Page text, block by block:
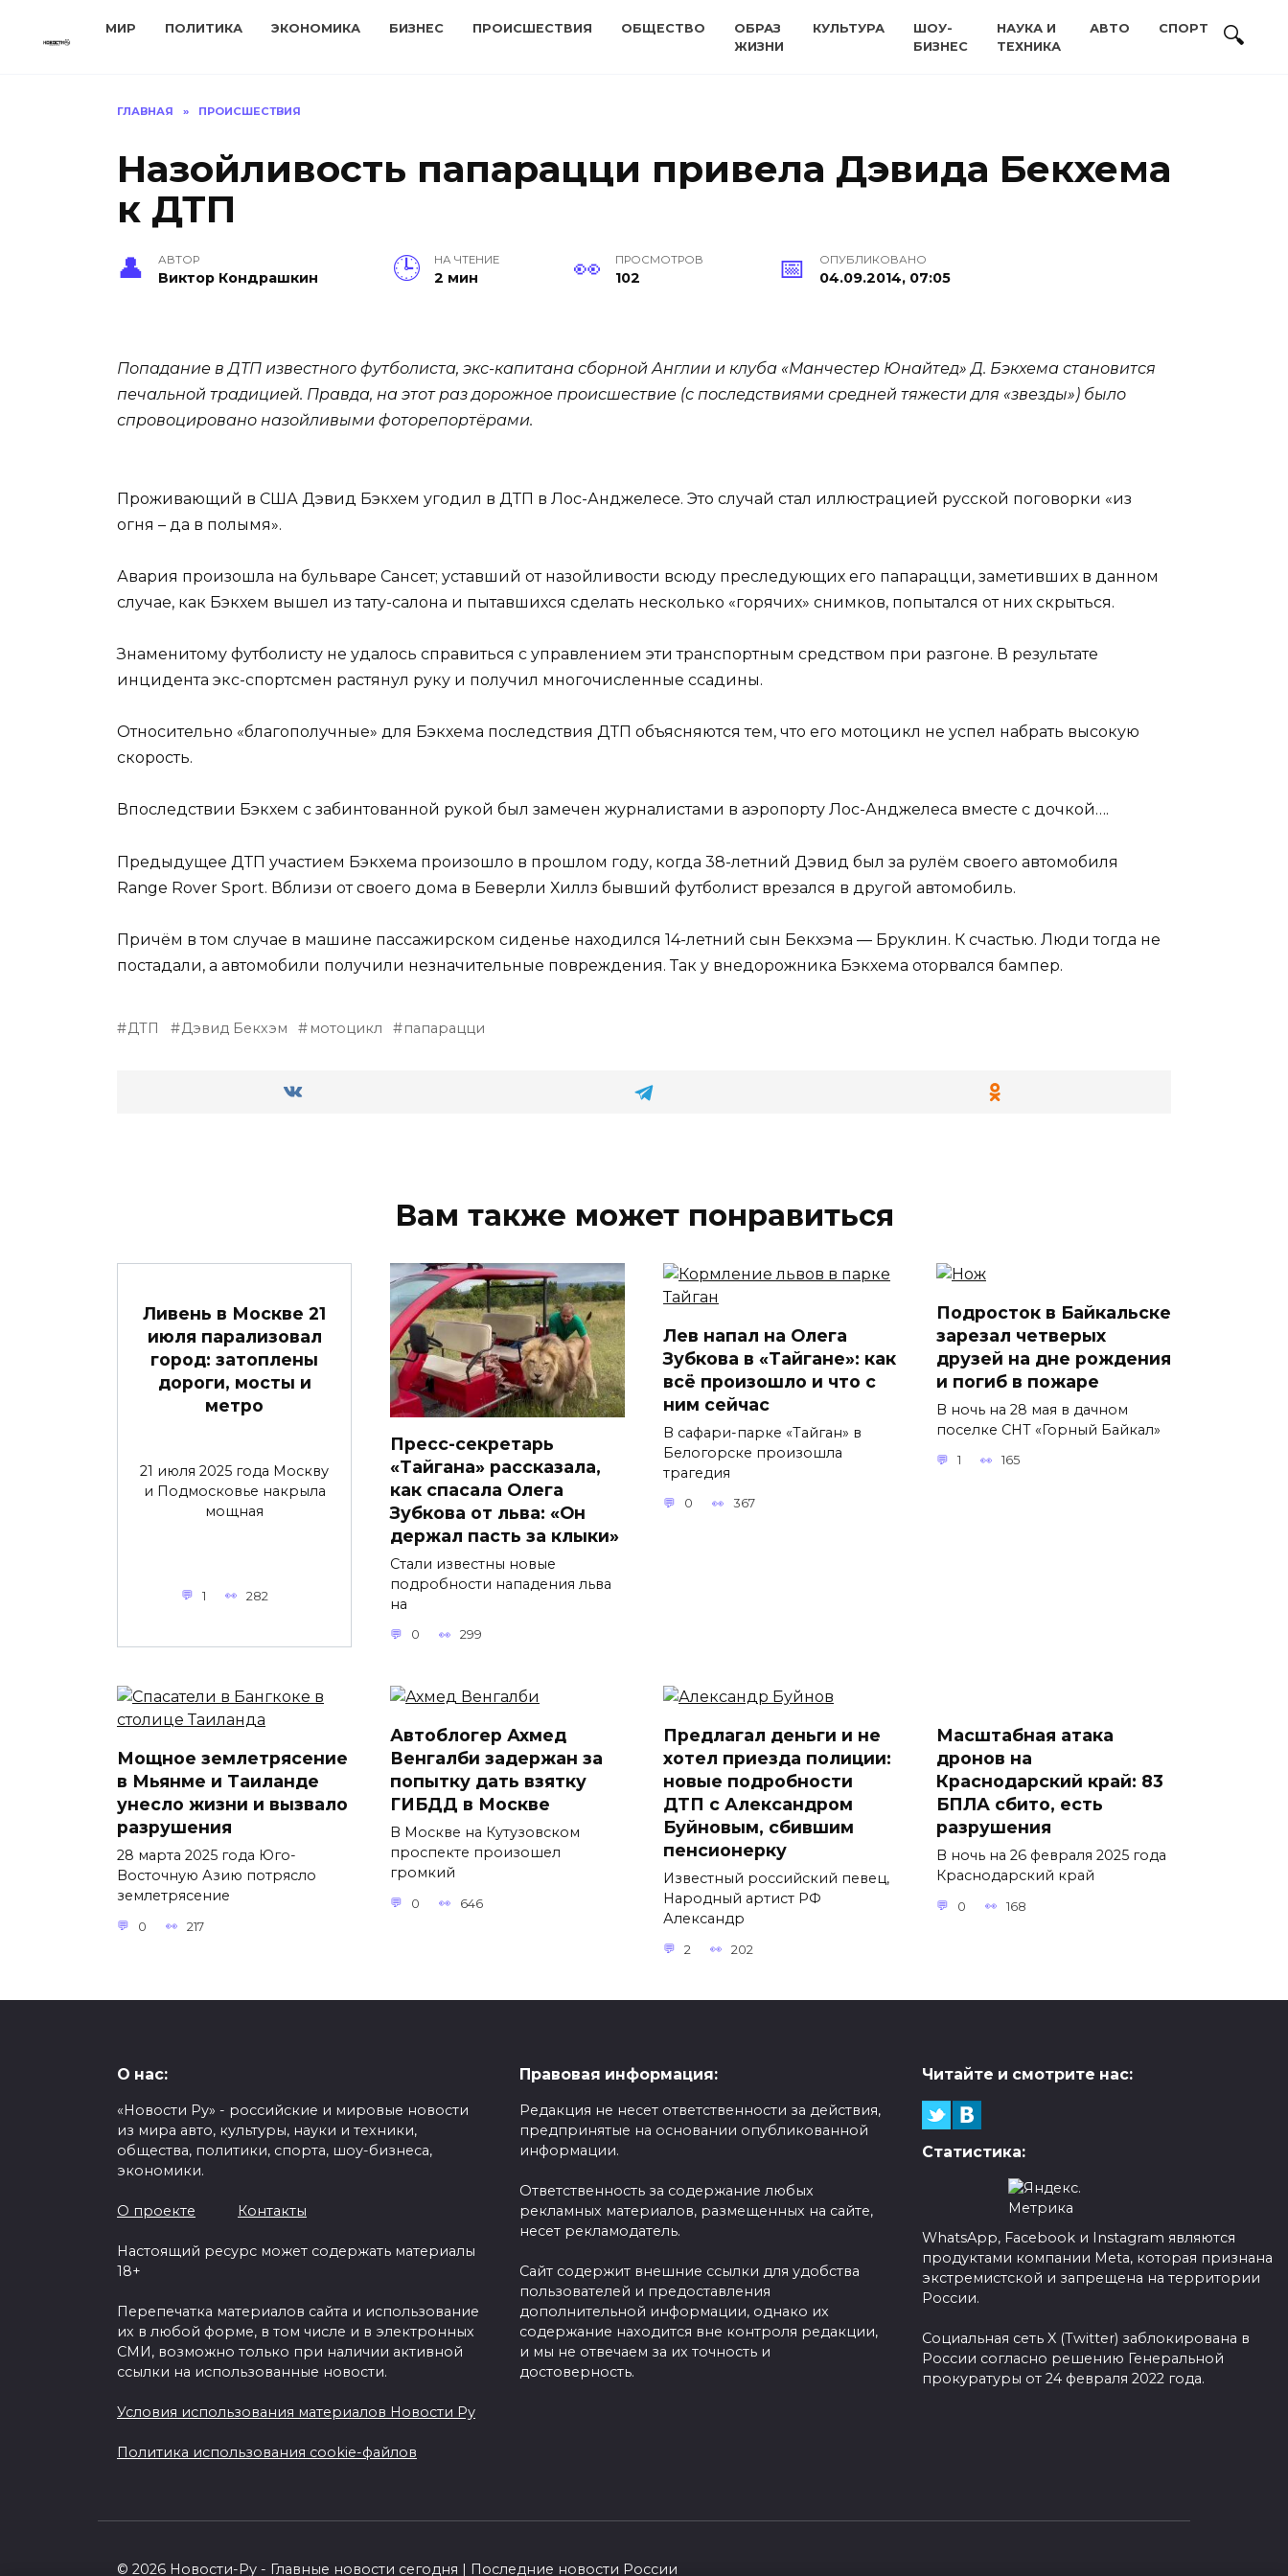
МИР ПОЛИТИКА ЭКОНОМИКА БИЗНЕС ПРОИСШЕСТВИЯ ОБЩЕСТВО
ОБРАЗ
ЖИЗНИ
КУЛЬТУРА
ШОУ-
БИЗНЕС
НАУКА И
ТЕХНИКА
АВТО СПОРТ
ГЛАВНАЯ » ПРОИСШЕСТВИЯ
Назойливость папарацци привела Дэвида Бекхема
к ДТП
АВТОР
Виктор Кондрашкин
НА ЧТЕНИЕ
2 мин
ПРОСМОТРОВ
102
ОПУБЛИКОВАНО
04.09.2014, 07:05
Попадание в ДТП известного футболиста, экс-капитана сборной Англии и клуба «Манчестер Юнайтед» Д. Бэкхема становится
печальной традицией. Правда, на этот раз дорожное происшествие (с последствиями средней тяжести для «звезды») было
спровоцировано назойливыми фоторепортёрами.
Проживающий в США Дэвид Бэкхем угодил в ДТП в Лос-Анджелесе. Это случай стал иллюстрацией русской поговорки «из
огня – да в полымя».
Авария произошла на бульваре Сансет; уставший от назойливости всюду преследующих его папарацци, заметивших в данном
случае, как Бэкхем вышел из тату-салона и пытавшихся сделать несколько «горячих» снимков, попытался от них скрыться.
Знаменитому футболисту не удалось справиться с управлением эти транспортным средством при разгоне. В результате
инцидента экс-спортсмен растянул руку и получил многочисленные ссадины.
Относительно «благополучные» для Бэкхема последствия ДТП объясняются тем, что его мотоцикл не успел набрать высокую
скорость.
Впоследствии Бэкхем с забинтованной рукой был замечен журналистами в аэропорту Лос-Анджелеса вместе с дочкой….
Предыдущее ДТП участием Бэкхема произошло в прошлом году, когда 38-летний Дэвид был за рулём своего автомобиля
Range Rover Sport. Вблизи от своего дома в Беверли Хиллз бывший футболист врезался в другой автомобиль.
Причём в том случае в машине пассажирском сиденье находился 14-летний сын Бекхэма — Бруклин. К счастью. Люди тогда не
постадали, а автомобили получили незначительные повреждения. Так у внедорожника Бэкхема оторвался бампер.
ДТП Дэвид Бекхэм мотоцикл папарацци
Вам также может понравиться
Ливень в Москве 21
июля парализовал
город: затоплены
дороги, мосты и
метро
21 июля 2025 года Москву
и Подмосковье накрыла
мощная
1 282
Пресс-секретарь
«Тайгана» рассказала,
как спасала Олега
Зубкова от льва: «Он
держал пасть за клыки»
Стали известны новые
подробности нападения льва
на
0 299
Лев напал на Олега
Зубкова в «Тайгане»: как
всё произошло и что с
ним сейчас
В сафари-парке «Тайган» в
Белогорске произошла
трагедия
0 367
Подросток в Байкальске
зарезал четверых
друзей на дне рождения
и погиб в пожаре
В ночь на 28 мая в дачном
поселке СНТ «Горный Байкал»
1 165
Мощное землетрясение
в Мьянме и Таиланде
унесло жизни и вызвало
разрушения
28 марта 2025 года Юго-
Восточную Азию потрясло
землетрясение
0 217
Автоблогер Ахмед
Венгалби задержан за
попытку дать взятку
ГИБДД в Москве
В Москве на Кутузовском
проспекте произошел
громкий
0 646
Предлагал деньги и не
хотел приезда полиции:
новые подробности
ДТП с Александром
Буйновым, сбившим
пенсионерку
Известный российский певец,
Народный артист РФ
Александр
2 202
Масштабная атака
дронов на
Краснодарский край: 83
БПЛА сбито, есть
разрушения
В ночь на 26 февраля 2025 года
Краснодарский край
0 168
О нас:
«Новости Ру» - российские и мировые новости
из мира авто, культуры, науки и техники,
общества, политики, спорта, шоу-бизнеса,
экономики.
О проекте Контакты
Настоящий ресурс может содержать материалы
18+
Перепечатка материалов сайта и использование
их в любой форме, в том числе и в электронных
СМИ, возможно только при наличии активной
ссылки на использованные новости.
Условия использования материалов Новости Ру
Политика использования cookie-файлов
Правовая информация:
Редакция не несет ответственности за действия,
предпринятые на основании опубликованной
информации.
Ответственность за содержание любых
рекламных материалов, размещенных на сайте,
несет рекламодатель.
Сайт содержит внешние ссылки для удобства
пользователей и предоставления
дополнительной информации, однако их
содержание находится вне контроля редакции,
и мы не отвечаем за их точность и
достоверность.
Читайте и смотрите нас:
Статистика:
WhatsApp, Facebook и Instagram являются
продуктами компании Meta, которая признана
экстремистской и запрещена на территории
России.
Социальная сеть X (Twitter) заблокирована в
России согласно решению Генеральной
прокуратуры от 24 февраля 2022 года.
© 2026 Новости-Ру - Главные новости сегодня | Последние новости России